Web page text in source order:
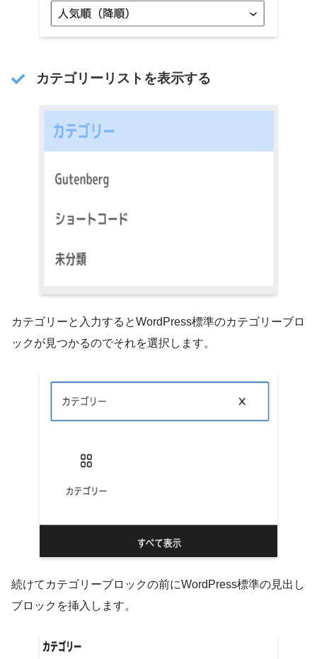
カテゴリーリストを表示する
カテゴリーと入力するとWordPress標準のカテゴリーブロ
ックが見つかるのでそれを選択します。
続けてカテゴリーブロックの前にWordPress標準の見出し
ブロックを挿入します。